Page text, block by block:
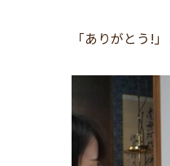
「ありがとう!